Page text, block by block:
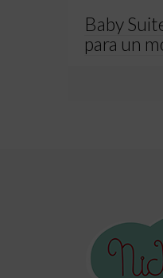
Baby
para un